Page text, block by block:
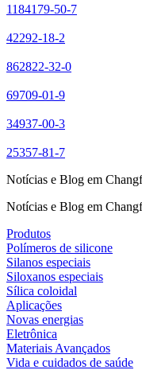
1184179-50-7
42292-18-2
862822-32-0
69709-01-9
34937-00-3
25357-81-7
Notícias e Blog em
Notícias e Blog em
Produtos
Polímeros de silicone
Silanos especiais
Siloxanos especiais
Sílica coloidal
Aplicações
Novas energias
Eletrônica
Materiais Avançados
Vida e cuidados de saúde